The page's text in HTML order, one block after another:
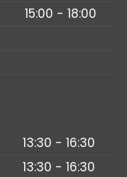
15:00 - 18:00
13:30 - 16:30
13:30 - 16:30